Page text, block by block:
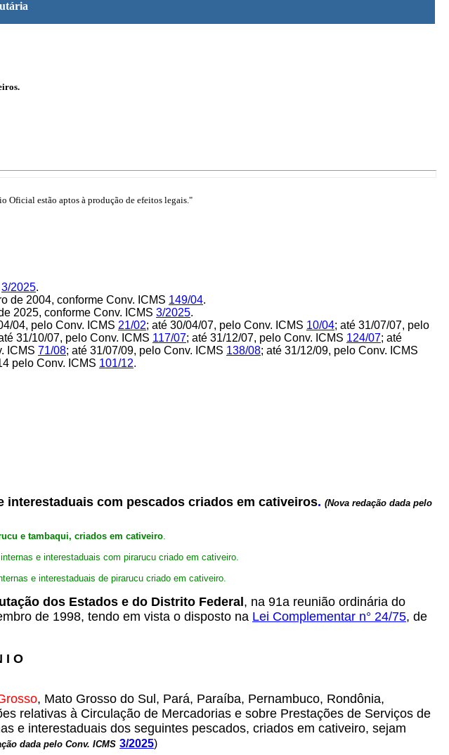
Oficial estão aptos à produção de efeitos legais."
3/2025.
de 2004, conforme Conv. ICMS 149/04.
2025, conforme Conv. ICMS 3/2025.
04, pelo Conv. ICMS 21/02; até 30/04/07, pelo Conv. ICMS 10/04; até 31/07/07, pelo
31/10/07, pelo Conv. ICMS 117/07; até 31/12/07, pelo Conv. ICMS 124/07; até
ICMS 71/08; até 31/07/09, pelo Conv. ICMS 138/08; até 31/12/09, pelo Conv. ICMS
pelo Conv. ICMS 101/12.
interestaduais com pescados criados em cativeiros. (Nova redação dada pelo
e tambaqui, criados em cativeiro.
e interestaduais com pirarucu criado em cativeiro.
e interestaduais de pirarucu criado em cativeiro.
dos Estados e do Distrito Federal , na 91a reunião ordinária do
de 1998, tendo em vista o disposto na Lei Complementar n° 24/75, de
I O
, Mato Grosso do Sul, Pará, Paraíba, Pernambuco, Rondônia,
relativas à Circulação de Mercadorias e sobre Prestações de Serviços de
e interestaduais dos seguintes pescados, criados em cativeiro, sejam
dada pelo Conv. ICMS 3/2025)